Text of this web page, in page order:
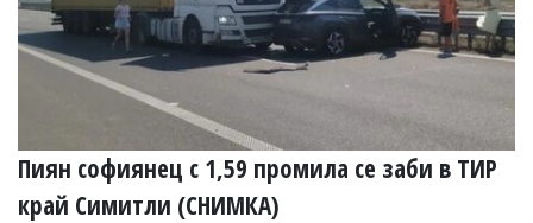
Пиян софиянец с 1,59 промила се заби в ТИР
край Симитли (СНИМКА)